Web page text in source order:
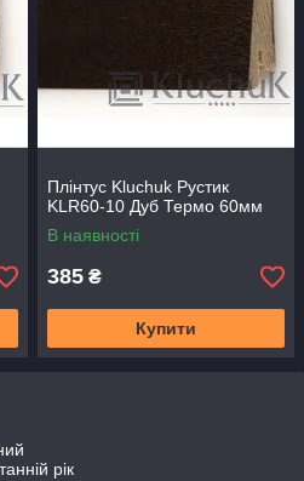
Плінтус Kluchuk Рустик
KLR60-10 Дуб Термо 60мм
В наявності
385 ₴
Купити
рік